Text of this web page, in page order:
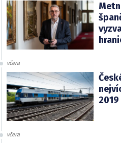
včera
2019
včera